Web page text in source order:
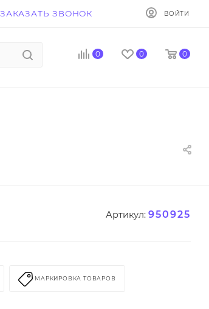
ЗАКАЗАТЬ ЗВОНОК ВОЙТИ
0 0 0
Артикул: 950925
МАРКИРОВКА ТОВАРОВ